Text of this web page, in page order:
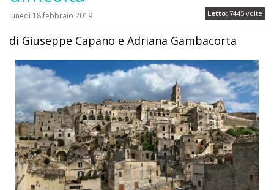
Letto: 7445 volte
lunedì 18 febbraio 2019
di Giuseppe Capano e Adriana Gambacorta